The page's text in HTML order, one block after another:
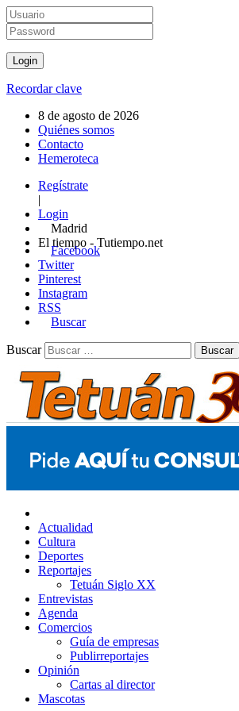
Recordar clave
8 de agosto de 2026
Quiénes somos
Contacto
Hemeroteca
Regístrate
|
Login
Madrid
El tiempo - Tutiempo.net
Facebook
Twitter
Pinterest
Instagram
RSS
Buscar
Buscar
Actualidad
Cultura
Deportes
Reportajes
Tetuán Siglo XX
Entrevistas
Agenda
Comercios
Guía de empresas
Publirreportajes
Opinión
Cartas al director
Mascotas